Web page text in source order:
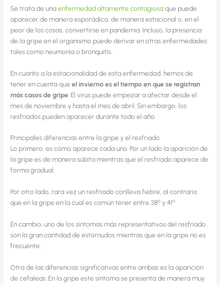
Se trata de unaenfermedad altamente contagiosaque puede
aparecer de manera esporádica, de manera estacional o, en el
peor de los cosas, convertirse en pandemia. Incluso, la presencia
de la gripe en el organismo puede derivar en otras enfermedades
tales como neumonía o bronquitis.
En cuanto a la estacionalidad de esta enfermedad, hemos de
tener en cuenta queel invierno es el tiempo en que se registran
más casos de gripe . El virus puede empezar a afectar desde el
mes de noviembre y hasta el mes de abril. Sin embargo, los
resfriados pueden aparecer durante todo el año.
Principales diferencias entre la gripe y el resfriado
Lo primero, es cómo aparece cada uno. Por un lado la aparición de
la gripe es de manera súbita mientras que el resfriado aparece de
forma gradual.
Por otro lado, rara vez un resfriado conlleva fiebre, al contrario
que en la gripe en la cual es común tener entre 38º y 41º
En cambio, uno de los síntomas más representativos del resfriado
son la gran cantidad de estornudos mientras que en la gripe no es
frecuente.
Otra de las diferencias significativas entre ambas es la aparición
de cefaleas. En la gripe este síntoma se presenta de manera muy